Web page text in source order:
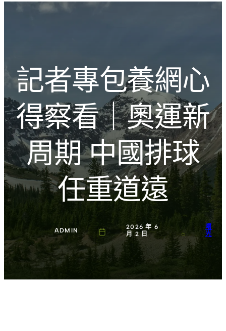
Introducing the Savara collection of luxury resorts
記者專包養網心
得察看｜奧運新
周期 中國排球
任重道遠
ADMIN
2026 年 6
月 2 日
曙
光